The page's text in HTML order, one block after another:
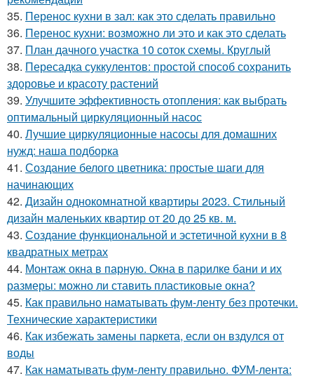
35. Перенос кухни в зал: как это сделать правильно
36. Перенос кухни: возможно ли это и как это сделать
37. План дачного участка 10 соток схемы. Круглый
38. Пересадка суккулентов: простой способ сохранить
здоровье и красоту растений
39. Улучшите эффективность отопления: как выбрать
оптимальный циркуляционный насос
40. Лучшие циркуляционные насосы для домашних
нужд: наша подборка
41. Создание белого цветника: простые шаги для
начинающих
42. Дизайн однокомнатной квартиры 2023. Стильный
дизайн маленьких квартир от 20 до 25 кв. м.
43. Создание функциональной и эстетичной кухни в 8
квадратных метрах
44. Монтаж окна в парную. Окна в парилке бани и их
размеры: можно ли ставить пластиковые окна?
45. Как правильно наматывать фум-ленту без протечки.
Технические характеристики
46. Как избежать замены паркета, если он вздулся от
воды
47. Как наматывать фум-ленту правильно. ФУМ-лента: